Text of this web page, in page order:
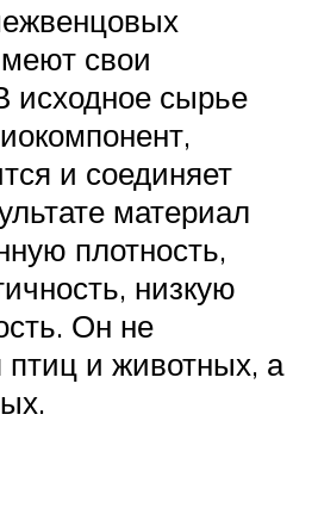
свои
исходное сырье
и соединяет
материал
плотность,
низкую
Он не
птиц и животных, а